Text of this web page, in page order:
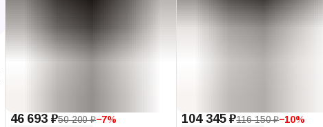
46 693 ₽50 200 ₽−7% 104 345 ₽116 150 ₽−10%